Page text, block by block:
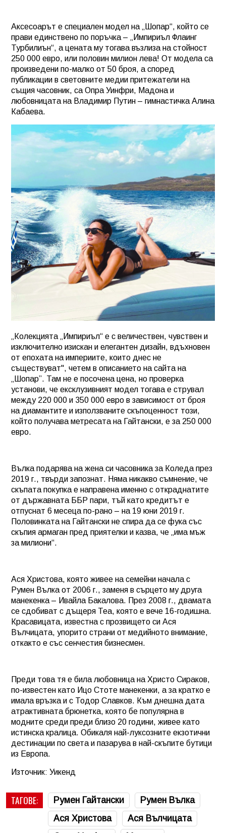
Аксесоарът е специален модел на „Шопар“, който се
прави единствено по поръчка – „Импириъл Флаинг
Турбилиън“, а цената му тогава възлиза на стойност
250 000 евро, или половин милион лева! От модела са
произведени по-малко от 50 броя, а според
публикации в световните медии притежатели на
същия часовник, са Опра Уинфри, Мадона и
любовницата на Владимир Путин – гимнастичка Алина
Кабаева.
„Колекцията „Импириъл“ е с величествен, чувствен и
изключително изискан и елегантен дизайн, вдъхновен
от епохата на империите, които днес не
съществуват", четем в описанието на сайта на
„Шопар”. Там не е посочена цена, но проверка
установи, че ексклузивният модел тогава е струвал
между 220 000 и 350 000 евро в зависимост от броя
на диамантите и използваните скъпоценност този,
който получава метресата на Гайтански, е за 250 000
евро.
Вълка подарява на жена си часовника за Коледа през
2019 г., твърди запознат. Няма никакво съмнение, че
скъпата покупка е направена именно с откраднатите
от държавната ББР пари, тъй като кредитът е
отпуснат 6 месеца по-рано – на 19 юни 2019 г.
Половинката на Гайтански не спира да се фука със
скъпия армаган пред приятелки и казва, че „има мъж
за милиони“.
Ася Христова, която живее на семейни начала с
Румен Вълка от 2006 г., заменя в сърцето му друга
манекенка – Ивайла Бакалова. През 2008 г., двамата
се сдобиват с дъщеря Теа, която е вече 16-годишна.
Красавицата, известна с прозвището си Ася
Вълчицата, упорито страни от медийното внимание,
откакто е със сенчестия бизнесмен.
Преди това тя е била любовница на Христо Сираков,
по-известен като Ицо Стоте манекенки, а за кратко е
имала връзка и с Тодор Славков. Към днешна дата
атрактивната брюнетка, която бе популярна в
модните среди преди близо 20 години, живее като
истинска кралица. Обикаля най-луксозните екзотични
дестинации по света и пазарува в най-скъпите бутици
из Европа.
Източник: Уикенд
ТАГОВЕ: Румен Гайтански
Румен Вълка
Ася Христова
Ася Вълчицата